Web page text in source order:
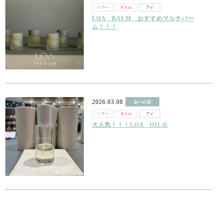
ヘアー ネイル アイ
LOA BALM おすすめマルチバー
ム！！！
2026.03.08 あべの店
ヘアー ネイル アイ
大人気！！！LOA OIL☆